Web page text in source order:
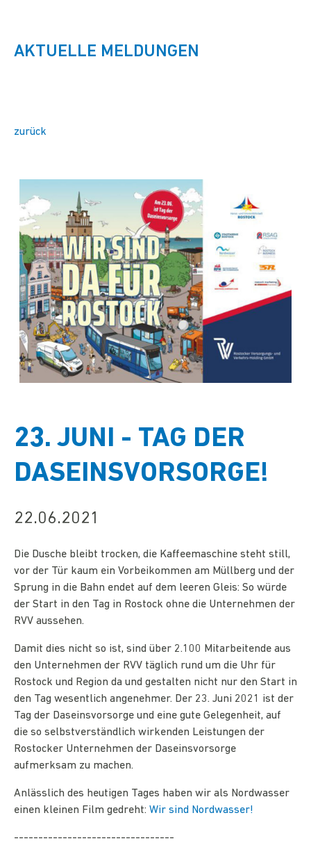
AKTUELLE MELDUNGEN
zurück
23. JUNI - TAG DER
DASEINSVORSORGE!
22.06.2021
Die Dusche bleibt trocken, die Kaffeemaschine steht still,
vor der Tür kaum ein Vorbeikommen am Müllberg und der
Sprung in die Bahn endet auf dem leeren Gleis: So würde
der Start in den Tag in Rostock ohne die Unternehmen der
RVV aussehen.
Damit dies nicht so ist, sind über 2.100 Mitarbeitende aus
den Unternehmen der RVV täglich rund um die Uhr für
Rostock und Region da und gestalten nicht nur den Start in
den Tag wesentlich angenehmer. Der 23. Juni 2021 ist der
Tag der Daseinsvorsorge und eine gute Gelegenheit, auf
die so selbstverständ­lich wirkenden Leistungen der
Rostocker Unternehmen der Daseinsvorsorge
aufmerksam zu machen.
Anlässlich des heutigen Tages haben wir als Nordwasser
einen kleinen Film gedreht: Wir sind Nordwasser!
---------------------------------